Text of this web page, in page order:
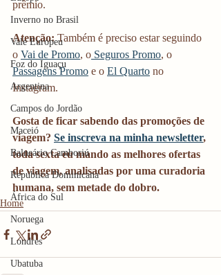
Inverno no Brasil
Vale Europeu
Foz do Iguaçu
Argentina
Campos do Jordão
Maceió
Balneário Camboriú
República Dominicana
África do Sul
Noruega
Londres
Ubatuba
prêmio.
Atenção: Também é preciso estar seguindo
o Vai de Promo, o Seguros Promo, o
Passagens Promo e o El Quarto no
Instagram.
Gosta de ficar sabendo das promoções de
viagem? Se inscreva na minha newsletter,
toda sexta eu mando as melhores ofertas
de viagem, analisadas por uma curadoria
humana, sem metade do dobro.
Home